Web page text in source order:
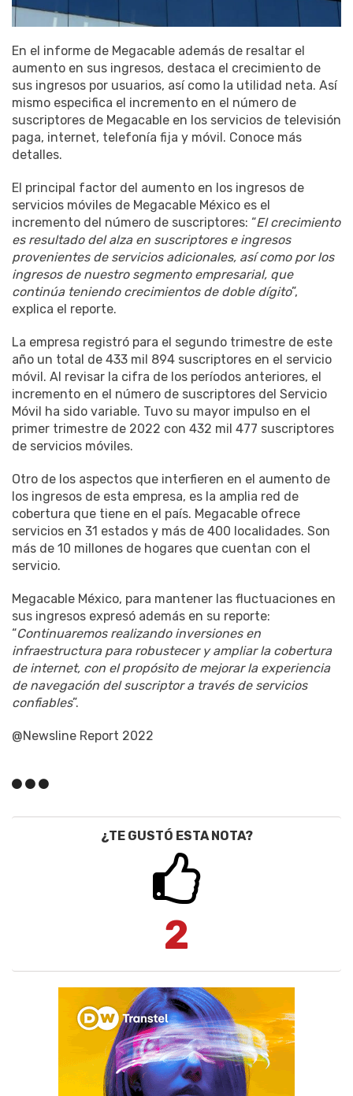
En el informe de Megacable además de resaltar el
aumento en sus ingresos, destaca el crecimiento de
sus ingresos por usuarios, así como la utilidad neta. Así
mismo especifica el incremento en el número de
suscriptores de Megacable en los servicios de televisión
paga, internet, telefonía fija y móvil. Conoce más
detalles.
El principal factor del aumento en los ingresos de
servicios móviles de Megacable México es el
incremento del número de suscriptores: “El crecimiento
es resultado del alza en suscriptores e ingresos
provenientes de servicios adicionales, así como por los
ingresos de nuestro segmento empresarial, que
continúa teniendo crecimientos de doble dígito”,
explica el reporte.
La empresa registró para el segundo trimestre de este
año un total de 433 mil 894 suscriptores en el servicio
móvil. Al revisar la cifra de los períodos anteriores, el
incremento en el número de suscriptores del Servicio
Móvil ha sido variable. Tuvo su mayor impulso en el
primer trimestre de 2022 con 432 mil 477 suscriptores
de servicios móviles.
Otro de los aspectos que interfieren en el aumento de
los ingresos de esta empresa, es la amplia red de
cobertura que tiene en el país. Megacable ofrece
servicios en 31 estados y más de 400 localidades. Son
más de 10 millones de hogares que cuentan con el
servicio.
Megacable México, para mantener las fluctuaciones en
sus ingresos expresó además en su reporte:
“Continuaremos realizando inversiones en
infraestructura para robustecer y ampliar la cobertura
de internet, con el propósito de mejorar la experiencia
de navegación del suscriptor a través de servicios
confiables”.
@Newsline Report 2022
¿TE GUSTÓ ESTA NOTA?
2